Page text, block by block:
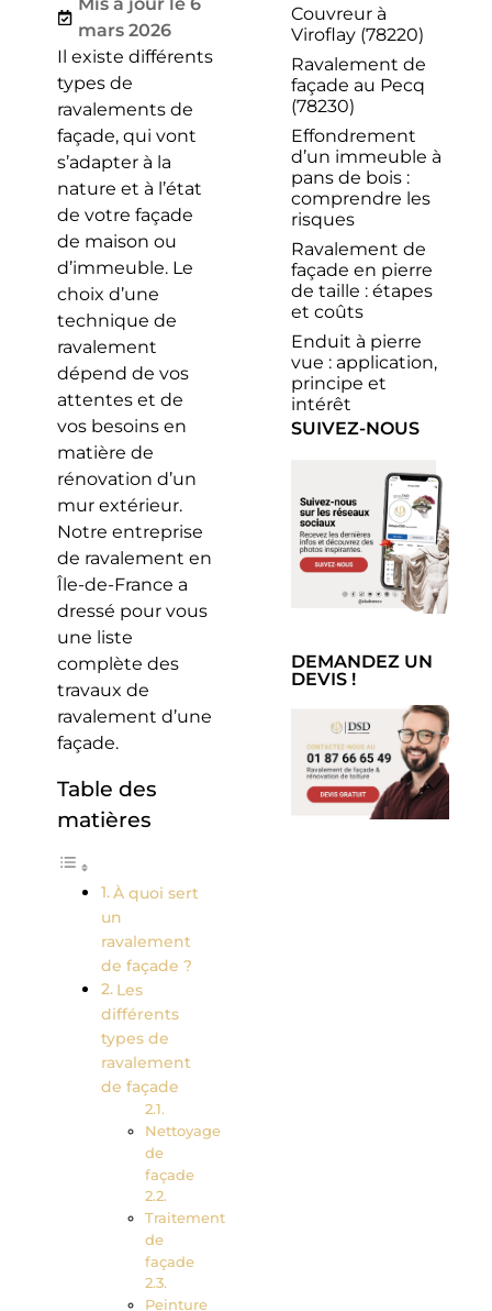
mars 2026
Il existe différents
types de
ravalements de
façade, qui vont
s’adapter à la
nature et à l’état
de votre façade
de maison ou
d’immeuble. Le
choix d’une
technique de
ravalement
dépend de vos
attentes et de
vos besoins en
matière de
rénovation d’un
mur extérieur.
Notre entreprise
de ravalement en
Île-de-France a
dressé pour vous
une liste
complète des
travaux de
ravalement d’une
façade.
Table des
matières
À quoi sert
un
ravalement
de façade ?
Les
différents
types de
ravalement
de façade
Nettoyage
de
façade
Traitement
de
façade
Peinture
Couvreur à
Viroflay (78220)
Ravalement de
façade au Pecq
(78230)
Effondrement
d’un immeuble à
pans de bois :
comprendre les
risques
Ravalement de
façade en pierre
de taille : étapes
et coûts
Enduit à pierre
vue : application,
principe et
intérêt
SUIVEZ-NOUS
DEMANDEZ UN
DEVIS !